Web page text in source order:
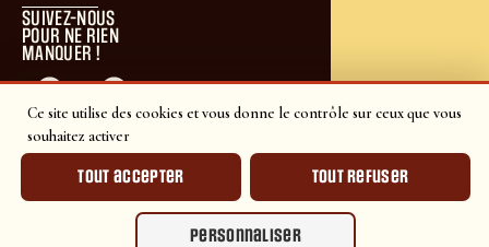
Ce site utilise des cookies et vous donne le contrôle sur ceux que vous
souhaitez activer
Tout accepter Tout refuser
Personnaliser
SUIVEZ-NOUS
POUR NE RIEN
MANQUER !